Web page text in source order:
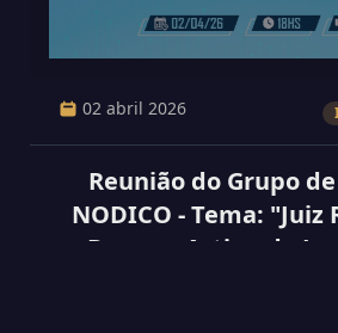
02 abril 2026
Reunião do Grupo
NODICO - Tema: "Juiz
Base no Artigo do